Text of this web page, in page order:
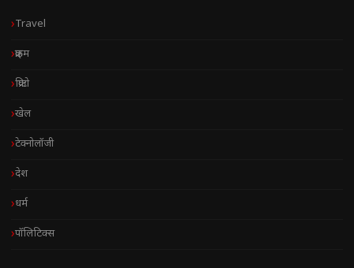
Travel
क्राइम
क्रिप्टो
खेल
टेक्नोलॉजी
देश
धर्म
पॉलिटिक्स